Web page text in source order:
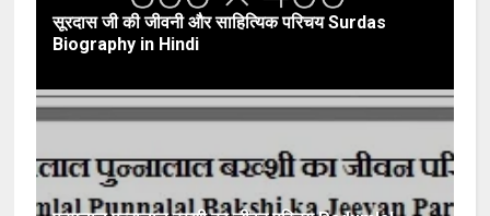
सूरदास जी की जीवनी और साहित्यिक परिचय Surdas
Biography in Hindi